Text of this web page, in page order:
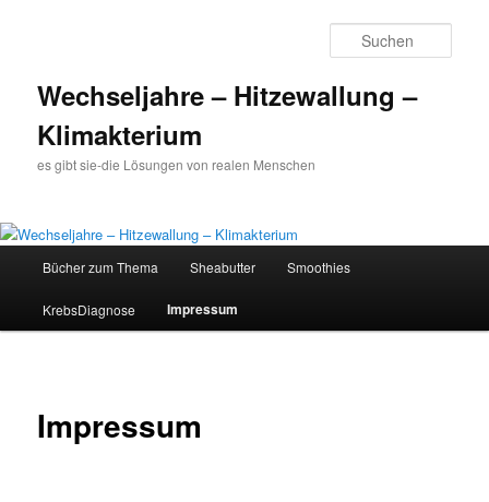
Wechseljahre – Hitzewallung –
Klimakterium
es gibt sie-die Lösungen von realen Menschen
Zum
Inhalt
Bücher zum Thema Sheabutter Smoothies
KrebsDiagnose Impressum
Impressum